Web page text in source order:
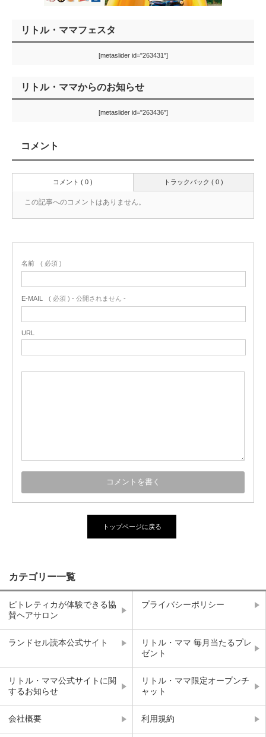
リトル・ママフェスタ
[metaslider id="263431"]
リトル・ママからのお知らせ
[metaslider id="263436"]
コメント
トラックバック ( 0 )
コメント ( 0 )
この記事へのコメントはありません。
名前 ( 必須 )
E-MAIL ( 必須 ) - 公開されません -
URL
トップページに戻る
カテゴリー一覧
ピトレティカが体験できる協
賛ヘアサロン
プライバシーポリシー
ランドセル読本公式サイト
リトル・ママ 毎月当たるプレ
ゼント
リトル・ママ公式サイトに関
するお知らせ
リトル・ママ限定オープンチ
ャット
会社概要 利用規約